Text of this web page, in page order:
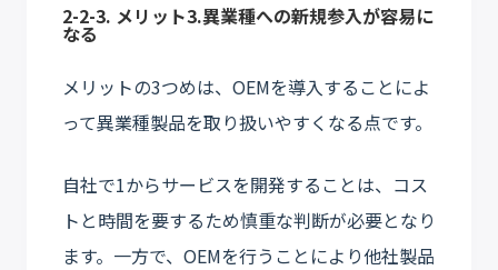
2-2-3. メリット3.異業種への新規参入が容易に
なる
メリットの3つめは、OEMを導入することによ
って異業種製品を取り扱いやすくなる点です。
自社で1からサービスを開発することは、コス
トと時間を要するため慎重な判断が必要となり
ます。一方で、OEMを行うことにより他社製品